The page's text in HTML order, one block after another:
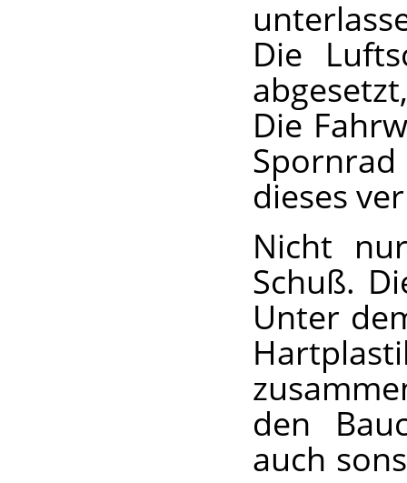
Die
Die
dieses
Nicht
Schuß.
Unter
den
auch